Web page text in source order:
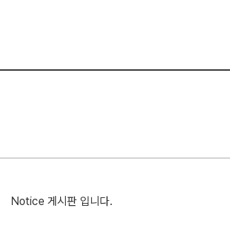
Notice 게시판 입니다.